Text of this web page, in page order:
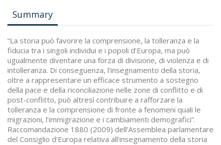
Summary
“La storia può favorire la comprensione, la tolleranza e la
fiducia tra i singoli individui e i popoli d’Europa, ma può
ugualmente diventare una forza di divisione, di violenza e di
intolleranza. Di conseguenza, l’insegnamento della storia,
oltre a rappresentare un efficace strumento a sostegno
della pace e della riconciliazione nelle zone di conflitto e di
post-conflitto, può altresì contribuire a rafforzare la
tolleranza e la comprensione di fronte a fenomeni quali le
migrazioni, l’immigrazione e i cambiamenti demografici”.
Raccomandazione 1880 (2009) dell’Assemblea parlamentare
del Consiglio d’Europa relativa all’insegnamento della storia